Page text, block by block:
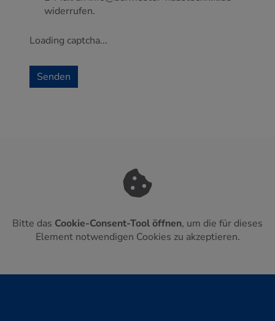
widerrufen.
Loading captcha...
Senden
Bitte das Cookie-Consent-Tool öffnen, um die für dieses
Element notwendigen Cookies zu akzeptieren.